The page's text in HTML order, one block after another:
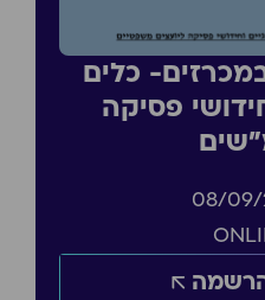
כלים
פסיקה
08/09/